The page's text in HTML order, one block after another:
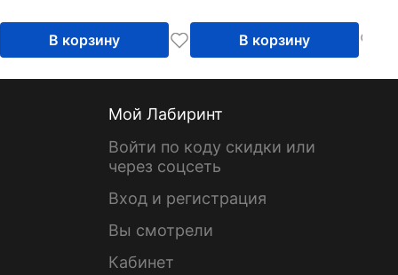
В корзину В корзину
Мой Лабиринт
Войти по коду скидки или
через соцсеть
Вход и регистрация
Вы смотрели
Кабинет